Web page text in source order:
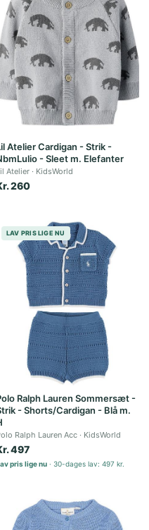
Atelier Cardigan - Strik -
- Sleet m. Elefanter
Atelier KidsWorld
260
LAV PRIS LIGE NU
Ralph Lauren Sommersæt -
- Shorts/Cardigan - Blå m.
Ralph Lauren Acc KidsWorld
497
pris lige nu 30-dages lav: 497 kr.